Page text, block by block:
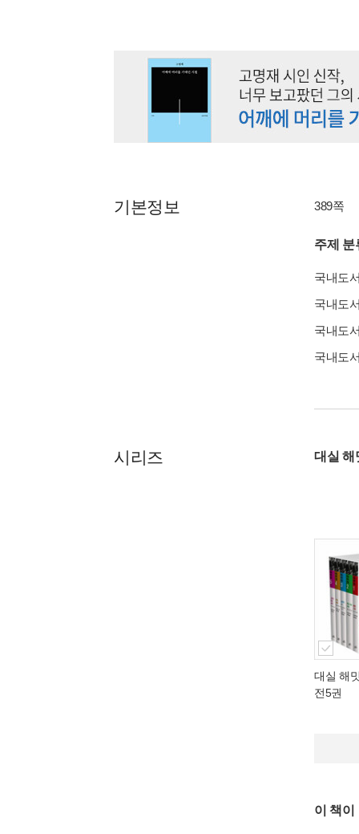
기본정보 389쪽
주제 분
국내도
국내도
국내도
국내도
시리즈 대실 해
대실 해
전5권
이 책이